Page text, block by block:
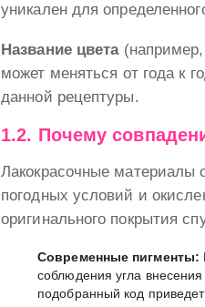
уникален для
Название цвета(например,
может меняться от года к
данной рецептуры.
1.2. Почему
Лакокрасочные материалы
погодных условий и
оригинального покрытия
Современные пигменты:
соблюдения угла
подобранный код